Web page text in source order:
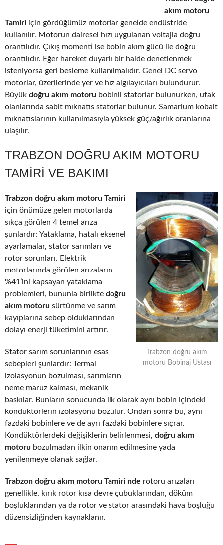
akım motoru
Tamiri için gördüğümüz motorlar genelde endüstride
kullanılır. Motorun dairesel hızı uygulanan voltajla doğru
orantılıdır. Çıkış momenti ise bobin akım gücü ile doğru
orantılıdır. Eğer hareket duyarlı bir halde denetlenmek
isteniyorsa geri besleme kullanılmalıdır. Genel DC servo
motorlar, üzerilerinde yer ve hız algılayıcıları bulundurur.
Büyük doğru akım motoru bobinli statorlar bulunurken, ufak
olanlarında sabit mıknatıs statorlar bulunur. Samarium kobalt
mıknatıslarının kullanılmasıyla yüksek güç/ağırlık oranlarına
ulaşılır.
TRABZON DOĞRU AKIM MOTORU
TAMIRI VE BAKIMI
Trabzon doğru akım
motoru Bobinaj Ustası
Trabzon doğru akım motoru Tamiri
için önümüze gelen motorlarda
sıkça görülen 4 temel arıza
şunlardır: Yataklama, hatalı eksenel
ayarlamalar, stator sarımları ve
rotor sorunları. Elektrik
motorlarında görülen arızaların
%41’ini kapsayan yataklama
problemleri, bununla birlikte doğru
akım motoru sürtünme ve sarım
kayıplarına sebep olduklarından
dolayı enerji tüketimini artırır.
Stator sarım sorunlarının esas
sebepleri şunlardır: Termal
izolasyonun bozulması, sarımların
neme maruz kalması, mekanik
baskılar. Bunların sonucunda ilk olarak aynı bobin içindeki
kondüktörlerin izolasyonu bozulur. Ondan sonra bu, aynı
fazdaki bobinlere ve de ayrı fazdaki bobinlere sıçrar.
Kondüktörlerdeki değişiklerin belirlenmesi, doğru akım
motoru bozulmadan ilkin onarım edilmesine yada
yenilenmeye olanak sağlar.
Trabzon doğru akım motoru Tamiri nde rotoru arızaları
genellikle, kırık rotor kısa devre çubuklarından, döküm
boşluklarından ya da rotor ve stator arasındaki hava boşluğu
düzensizliğinden kaynaklanır.